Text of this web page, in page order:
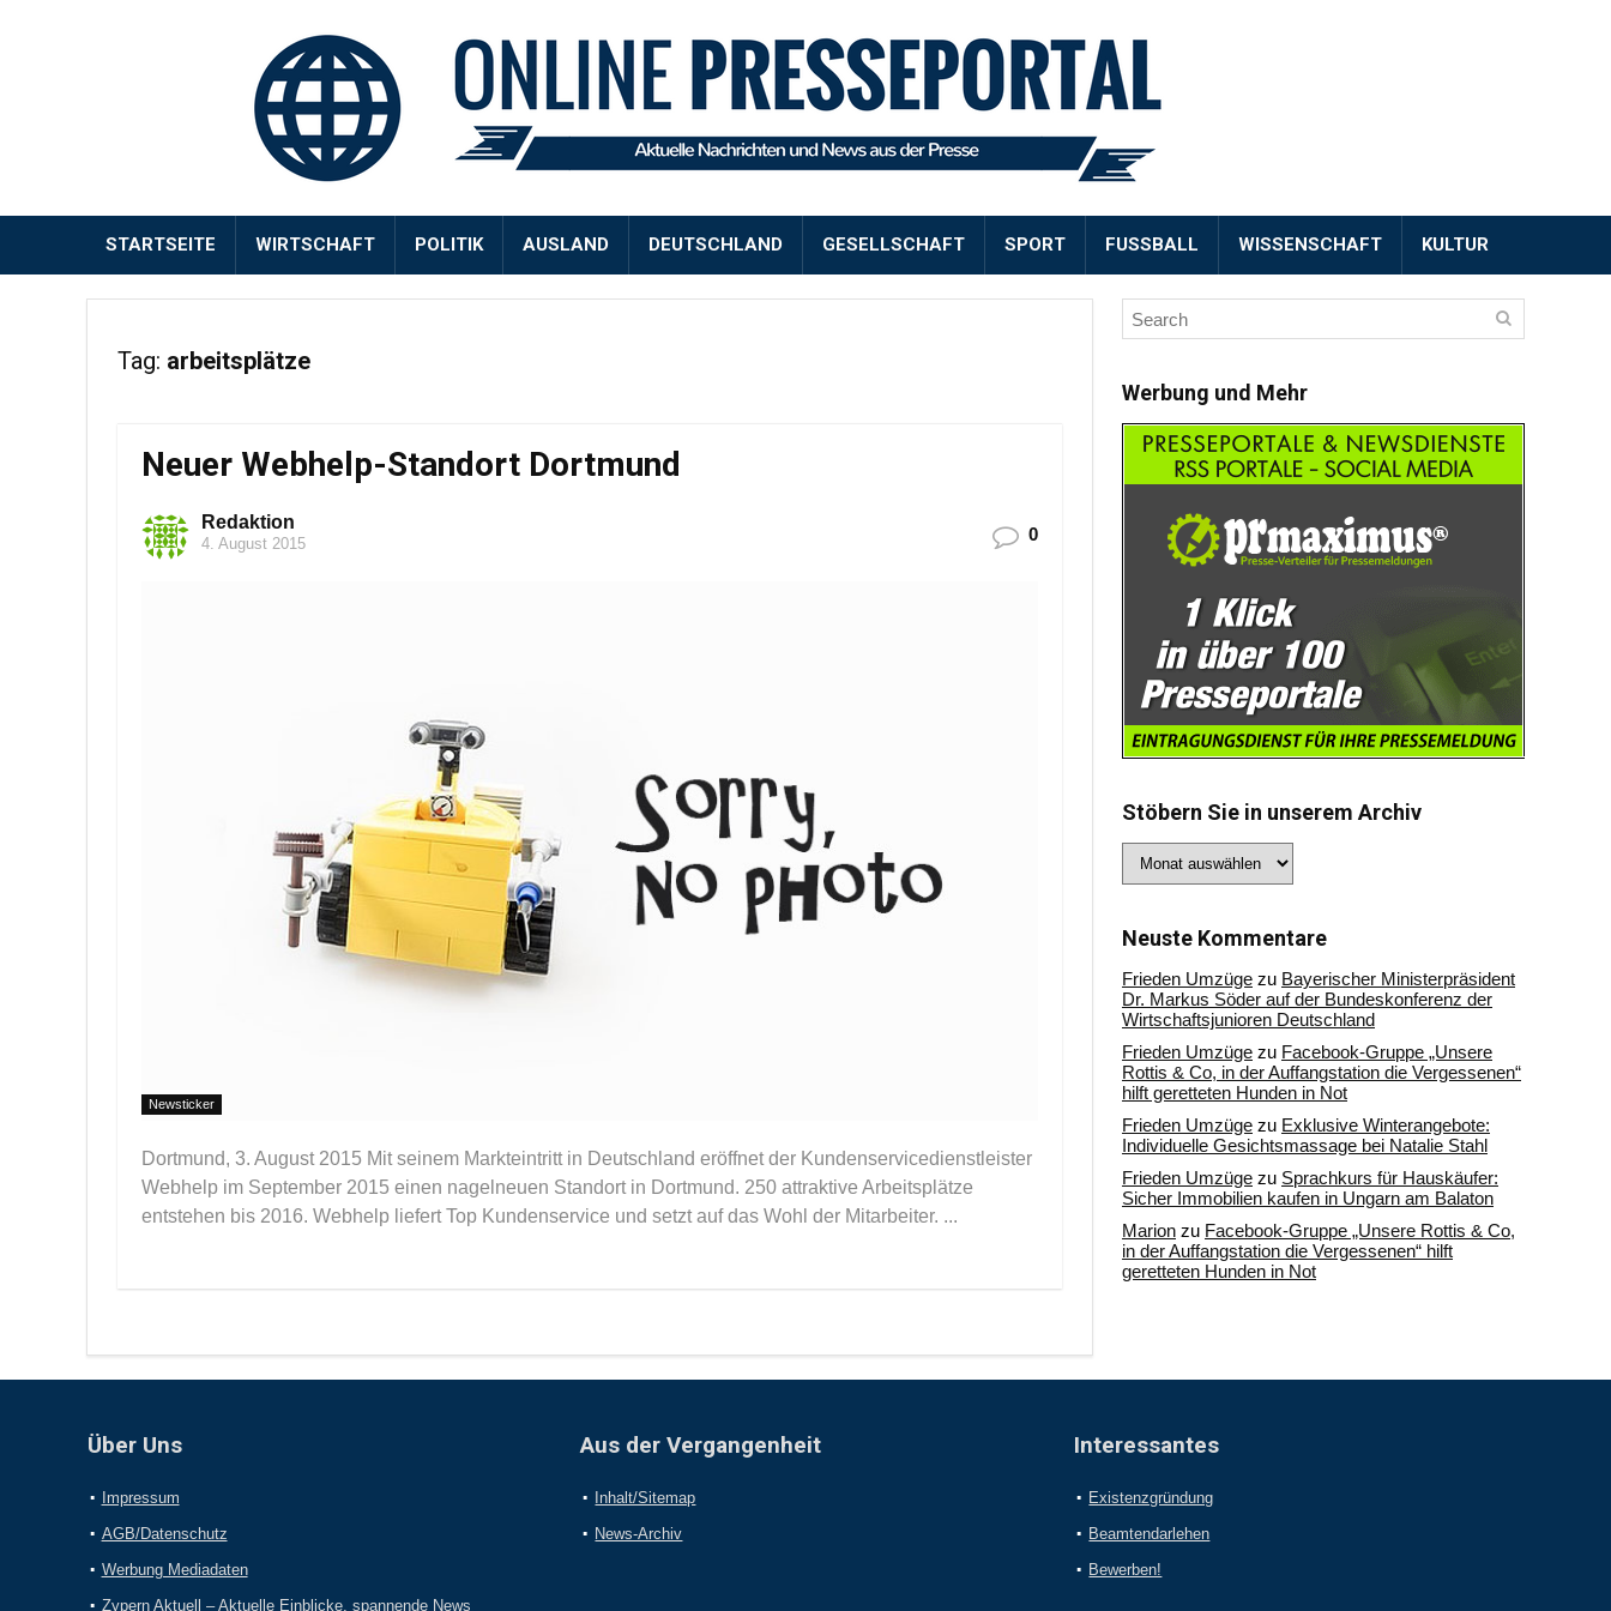
STARTSEITE WIRTSCHAFT POLITIK AUSLAND DEUTSCHLAND GESELLSCHAFT SPORT FUSSBALL WISSENSCHAFT KULTUR
Tag: arbeitsplätze
Neuer Webhelp-Standort Dortmund
Redaktion
4. August 2015 0
Newsticker
Dortmund, 3. August 2015 Mit seinem Markteintritt in Deutschland eröffnet der Kundenservicedienstleister
Webhelp im September 2015 einen nagelneuen Standort in Dortmund. 250 attraktive Arbeitsplätze
entstehen bis 2016. Webhelp liefert Top Kundenservice und setzt auf das Wohl der Mitarbeiter. ...
Werbung und Mehr
Stöbern Sie in unserem Archiv
Sie
Archiv
Neuste Kommentare
Frieden Umzüge zu Bayerischer Ministerpräsident
Dr. Markus Söder auf der Bundeskonferenz der
Wirtschaftsjunioren Deutschland
Frieden Umzüge zu Facebook-Gruppe „Unsere
Rottis & Co, in der Auffangstation die Vergessenen“
hilft geretteten Hunden in Not
Frieden Umzüge zu Exklusive Winterangebote:
Individuelle Gesichtsmassage bei Natalie Stahl
Frieden Umzüge zu Sprachkurs für Hauskäufer:
Sicher Immobilien kaufen in Ungarn am Balaton
Marion zu Facebook-Gruppe „Unsere Rottis & Co,
in der Auffangstation die Vergessenen“ hilft
geretteten Hunden in Not
Über Uns
Impressum
AGB/Datenschutz
Werbung Mediadaten
Zypern Aktuell – Aktuelle Einblicke, spannende News
Aus der Vergangenheit
Inhalt/Sitemap
News-Archiv
Interessantes
Existenzgründung
Beamtendarlehen
Bewerben!